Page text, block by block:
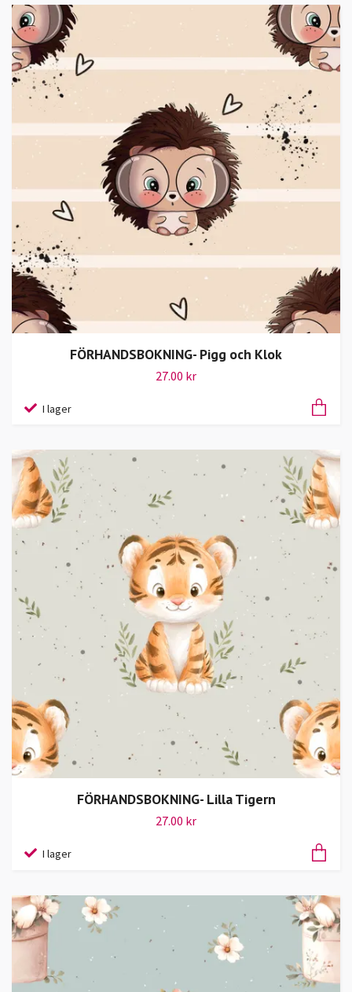
FÖRHANDSBOKNING- Pigg och Klok
27.00 kr
I lager
FÖRHANDSBOKNING- Lilla Tigern
27.00 kr
I lager